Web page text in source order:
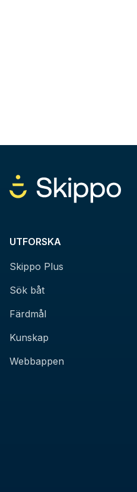
UTFORSKA
Skippo Plus
Sök båt
Färdmål
Kunskap
Webbappen